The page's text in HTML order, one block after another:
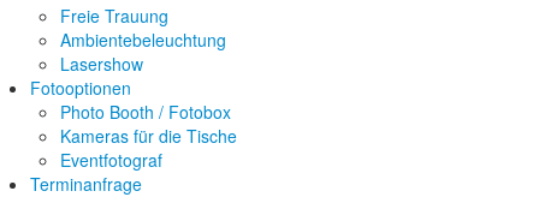
Freie Trauung
Ambientebeleuchtung
Lasershow
Fotooptionen
Photo Booth / Fotobox
Kameras für die Tische
Eventfotograf
Terminanfrage